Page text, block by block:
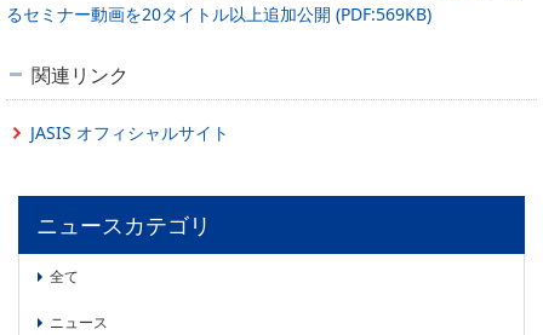
るセミナー動画を20タイトル以上追加公開 (PDF:569KB)
関連リンク
JASIS オフィシャルサイト
ニュースカテゴリ
全て
ニュース